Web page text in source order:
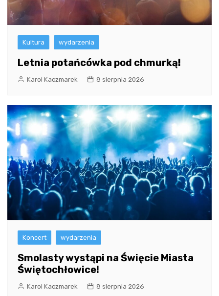
Kultura wydarzenia
Letnia potańcówka pod chmurką!
Karol Kaczmarek 8 sierpnia 2026
Koncert wydarzenia
Smolasty wystąpi na Święcie Miasta
Świętochłowice!
Karol Kaczmarek 8 sierpnia 2026